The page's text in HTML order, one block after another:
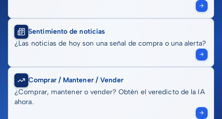
Sentimiento de noticias
¿Las noticias de hoy son una señal de compra o una alerta?
Comprar / Mantener / Vender
¿Comprar, mantener o vender? Obtén el veredicto de la IA
ahora.